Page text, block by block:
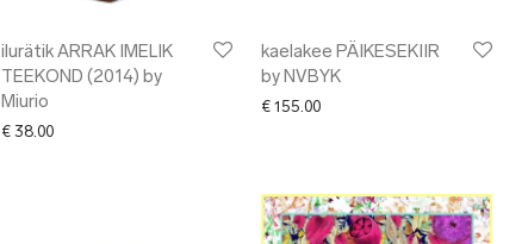
ilurätik ARRAK IMELIK
TEEKOND (2014) by
Miurio
€ 38.00
kaelakee PÄIKESEKIIR
by NVBYK
€ 155.00